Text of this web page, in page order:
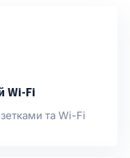
Wi-Fi
та Wi-Fi